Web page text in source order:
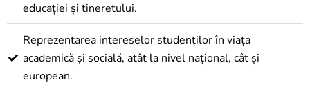
educației și tineretului.
Reprezentarea intereselor studenților în viața
academică și socială, atât la nivel național, cât și
european.